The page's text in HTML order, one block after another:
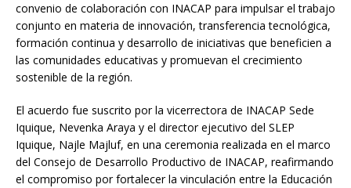
convenio de colaboración con INACAP para impulsar el trabajo
conjunto en materia de innovación, transferencia tecnológica,
formación continua y desarrollo de iniciativas que beneficien a
las comunidades educativas y promuevan el crecimiento
sostenible de la región.
El acuerdo fue suscrito por la vicerrectora de INACAP Sede
Iquique, Nevenka Araya y el director ejecutivo del SLEP
Iquique, Najle Majluf, en una ceremonia realizada en el marco
del Consejo de Desarrollo Productivo de INACAP, reafirmando
el compromiso por fortalecer la vinculación entre la Educación